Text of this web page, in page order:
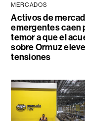
MERCADOS
Activos de
emergentes caen
temor a que el
sobre Ormuz
tensiones